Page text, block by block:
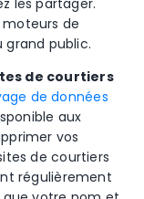
les partager.
de
grand public.
de courtiers
de données
aux
vos
de courtiers
régulièrement